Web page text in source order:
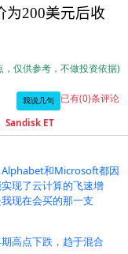
为200美元后收
，仅供参考，不做投资依据)
我说几句 已有(0)条评论
Sandisk ET
Alphabet和Microsoft都因
实现了云计算的飞速增
现在会买的那一支
高点下跌，趋于混合